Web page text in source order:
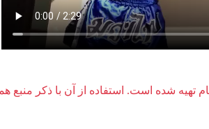
تهیه شده است. استفاده از آن با ذکر منبع